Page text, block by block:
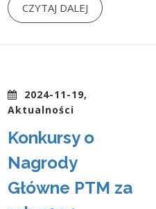
CZYTAJ DALEJ
2024-11-19,
Aktualności
Konkursy o
Nagrody
Główne PTM za